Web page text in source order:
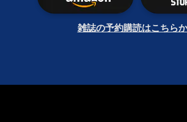
雑誌の予約購読はこちら